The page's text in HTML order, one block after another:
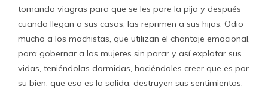
tomando viagras para que se les pare la pija y después
cuando llegan a sus casas, las reprimen a sus hijas. Odio
mucho a los machistas, que utilizan el chantaje emocional,
para gobernar a las mujeres sin parar y así explotar sus
vidas, teniéndolas dormidas, haciéndoles creer que es por
su bien, que esa es la salida, destruyen sus sentimientos,